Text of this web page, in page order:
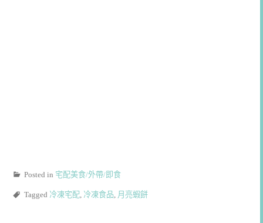
Posted in 宅配美食/外帶/即食
Tagged 冷凍宅配 冷凍食品 月亮蝦餅